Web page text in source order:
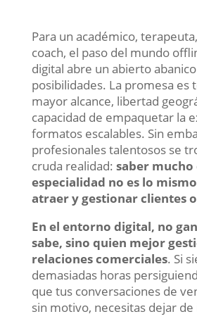
Para un académico,
coach, el paso del mundo
digital abre un abierto
posibilidades. La promesa es
mayor alcance, libertad
capacidad de empaquetar la
formatos escalables. Sin
profesionales talentosos se
cruda realidad: saber mucho
especialidad no es lo
atraer y gestionar clientes
En el entorno digital, no
sabe, sino quien mejor
relaciones comerciales. Si
demasiadas horas
que tus conversaciones de
sin motivo, necesitas dejar